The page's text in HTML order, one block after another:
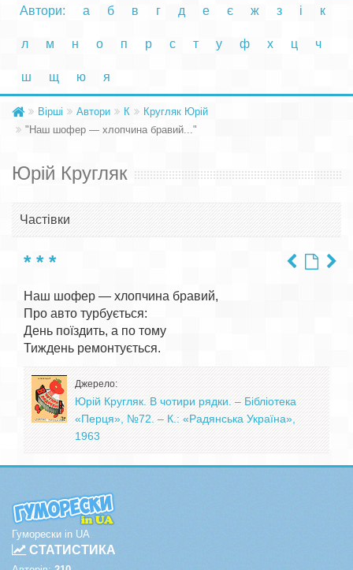
Автори: а б в г д е є ж з і к
л м н о п р с т у ф х ц ч
ш щ ю я
Вірші Автори К
Кругляк Юрій
"Наш шофер — хлопчина бравий..."
Юрій Кругляк
Частівки
* * *
Наш шофер — хлопчина бравий,
Про авто турбується:
День поїздить, а по тому
Джерело:
Юрій Кругляк. В чотири рядки. – Бібліотека
«Перця», №72. – К.: «Радянська Україна»,
1963
Гуморески in UA
СТАТИСТИКА